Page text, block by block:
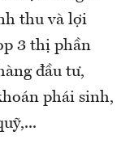
thu và lợi
3 thị phần
đầu tư,
phái sinh,